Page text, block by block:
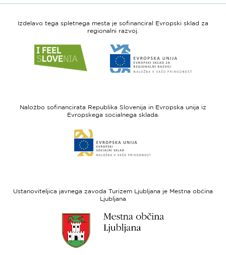
Izdelavo tega spletnega mesta je sofinanciral Evropski sklad za
regionalni razvoj.
do
spletne
Slovenia
do
spletne
-
regionalni
Naložbo sofinancirata Republika Slovenija in Evropska unija iz
Evropskega socialnega sklada.
do
spletne
sklad
Ustanoviteljica javnega zavoda Turizem Ljubljana je Mestna občina
Ljubljana